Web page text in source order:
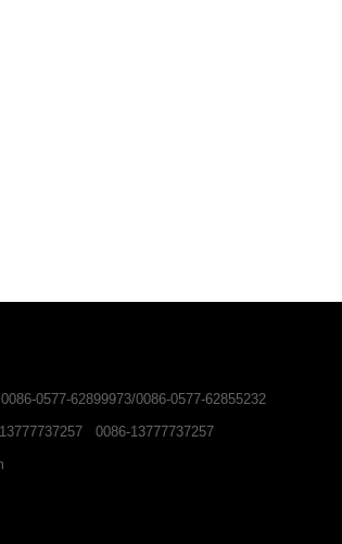
0577-62899973/0086-0577-62855232
0086-13777737257